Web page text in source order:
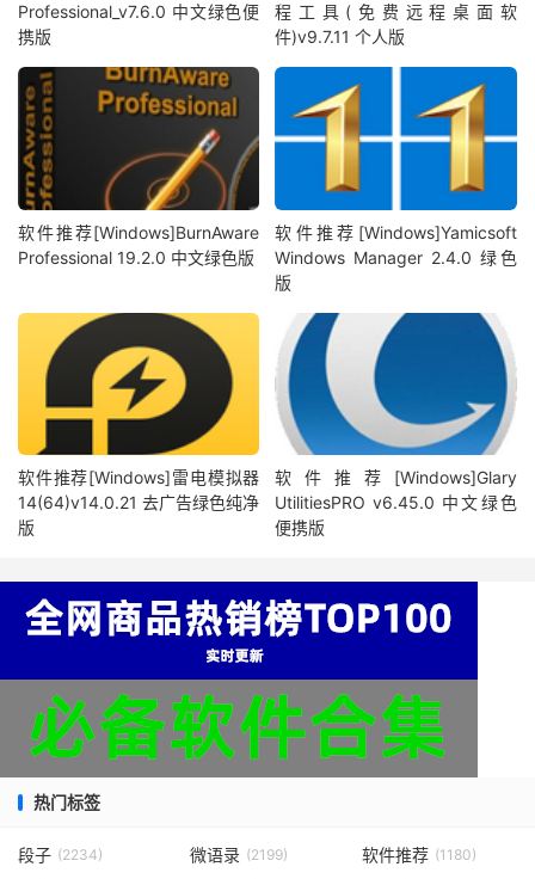
Professional_v7.6.0 中文绿色便
携版
程工具(免费远程桌面软
件)v9.7.11 个人版
软件推荐[Windows]BurnAware
Professional 19.2.0 中文绿色版
软件推荐[Windows]Yamicsoft
Windows Manager 2.4.0 绿色
版
软件推荐[Windows]雷电模拟器
14(64)v14.0.21 去广告绿色纯净
版
软件推荐[Windows]Glary
UtilitiesPRO v6.45.0 中文绿色
便携版
热门标签
段子 (2234) 微语录 (2199) 软件推荐 (1180)